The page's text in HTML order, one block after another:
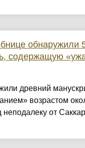
обнаружили
содержащую
древний
возрастом
неподалеку от